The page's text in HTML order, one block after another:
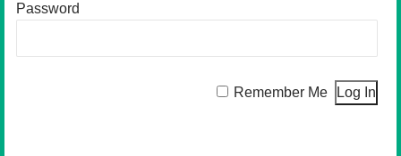
採用情報
ご意見・ご要望
Password
Remember Me